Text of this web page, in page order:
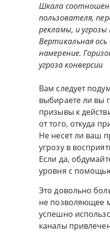
Шкала
пользователя,
рекламы, и угрозы
Вертикальная
намерение.
угроза конверсии
Вам следует
выбираете ли вы
призывы к
от того, откуда
Не несет ли ваш
угрозу в
Если да,
уровня с
Это довольно
не позволяющее
успешно
каналы